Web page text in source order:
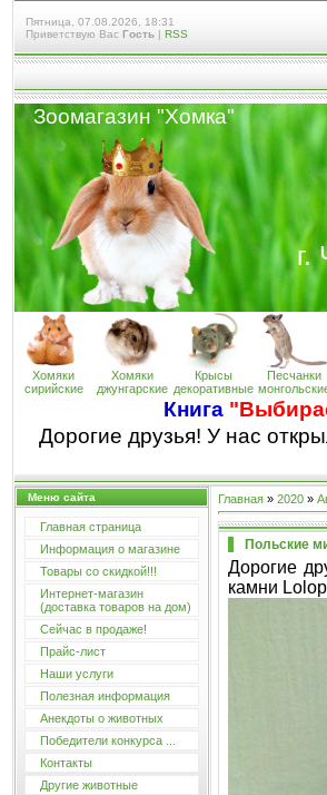
Пятница, 07.08.2026, 18:31
Приветствую Вас Гость| RSS
Зоомагазин "Хомка"
г.
Хомяки
сирийские
Хомяки
джунгарские
Крысы
декоративные
Песчанки
Книга
Дорогие друзья! У нас
Меню сайта
Главная страница
Информация о магазине
Товары со скидкой!!!
Интернет-магазин
(доставка товаров на дом)
Сейчас в продаже!
Прайс-лист
Наши услуги
Полезная информация
Анекдоты о животных
Победители конкурса ...
Контакты
Другие животные
Главная» 2020 »
Польские
Дорогие
камни